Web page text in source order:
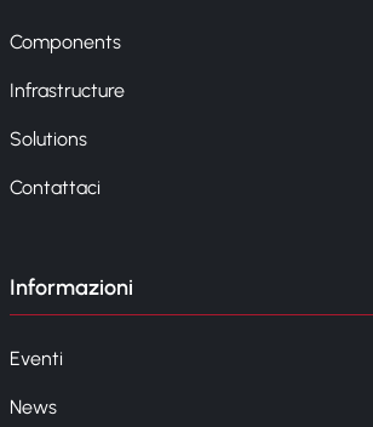
Components
Infrastructure
Solutions
Contattaci
Informazioni
Eventi
News